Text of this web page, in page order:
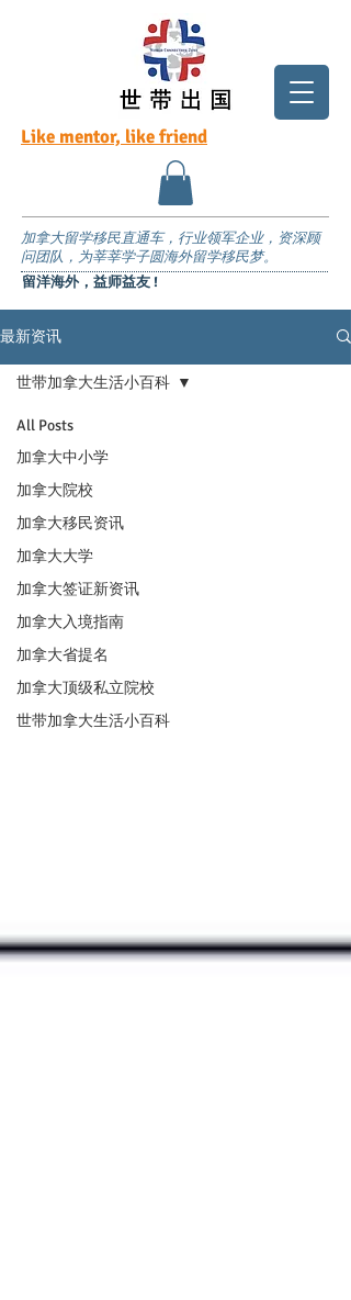
Like mentor, like friend
加拿大留学移民直通车，行业领军企业，资深顾
问团队，为莘莘学子圆海外留学移民梦。
留洋海外，益师益友 !
最新资讯
All Posts
加拿大中小学
加拿大院校
加拿大移民资讯
加拿大大学
加拿大签证新资讯
加拿大入境指南
加拿大省提名
加拿大顶级私立院校
世带加拿大生活小百科
世带加拿大生活小百科